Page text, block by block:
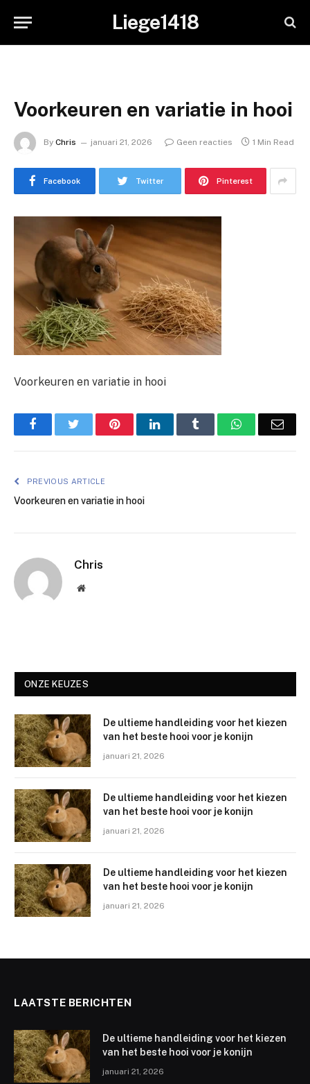
Liege1418
Voorkeuren en variatie in hooi
By Chris januari 21, 2026 Geen reacties 1 Min Read
Facebook Twitter Pinterest
Voorkeuren en variatie in hooi
FacebookTwitter PinterestLinkedIn Tumblr WhatsApp
PREVIOUS ARTICLE
Voorkeuren en variatie in hooi
Chris
Website
ONZE KEUZES
De ultieme handleiding voor het kiezen
van het beste hooi voor je konijn
januari 21, 2026
De ultieme handleiding voor het kiezen
van het beste hooi voor je konijn
januari 21, 2026
De ultieme handleiding voor het kiezen
van het beste hooi voor je konijn
januari 21, 2026
LAATSTE BERICHTEN
De ultieme handleiding voor het kiezen
van het beste hooi voor je konijn
januari 21, 2026